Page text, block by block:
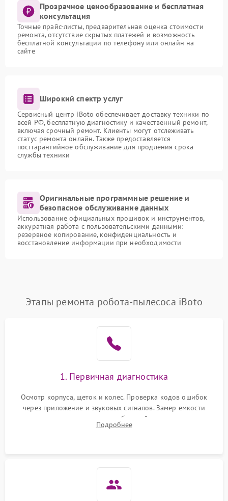
Прозрачное ценообразование и бесплатная
консультация
Точные прайс-листы, предварительная оценка стоимости
ремонта, отсутствие скрытых платежей и возможность
бесплатной консультации по телефону или онлайн на
сайте
Широкий спектр услуг
Сервисный центр iBoto обеспечивает доставку техники по
всей РФ, бесплатную диагностику и качественный ремонт,
включая срочный ремонт. Клиенты могут отслеживать
статус ремонта онлайн. Также предоставляется
постгарантийное обслуживание для продления срока
службы техники
Оригинальные программные решение и
безопасное обслуживание данных
Использование официальных прошивок и инструментов,
аккуратная работа с пользовательскими данными:
резервное копирование, конфиденциальность и
восстановление информации при необходимости
Этапы ремонта робота-пылесоса iBoto
1. Первичная диагностика
Осмотр корпуса, щеток и колес. Проверка кодов ошибок
через приложение и звуковых сигналов. Замер емкости
аккумулятора и тестирование базовой станции зарядки.
Оценка работы лидара, бампера и датчиков падения для
Подробнее